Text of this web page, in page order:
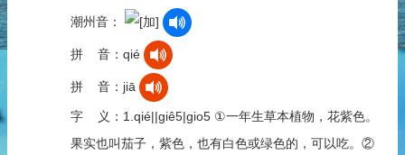
潮州音：
拼 音：qié
拼 音：jiā
字 义：1.qié||giê5|gio5 ①一年生草本植物，花紫色。
果实也叫茄子，紫色，也有白色或绿色的，可以吃。②